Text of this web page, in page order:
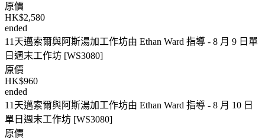
原價
HK$2,580
ended
11天邁索爾與阿斯湯加工作坊由 Ethan Ward 指導 - 8 月 9 日單
日週末工作坊 [WS3080]
原價
HK$960
ended
11天邁索爾與阿斯湯加工作坊由 Ethan Ward 指導 - 8 月 10 日
單日週末工作坊 [WS3080]
原價